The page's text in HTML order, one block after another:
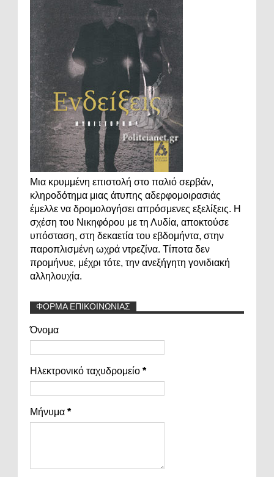
Μια κρυμμένη επιστολή στο παλιό σερβάν,
κληροδότημα μιας άτυπης αδερφομοιρασιάς
έμελλε να δρομολογήσει απρόσμενες εξελίξεις. Η
σχέση του Νικηφόρου με τη Λυδία, αποκτούσε
υπόσταση, στη δεκαετία του εβδομήντα, στην
παροπλισμένη ωχρά ντρεζίνα. Τίποτα δεν
προμήνυε, μέχρι τότε, την ανεξήγητη γονιδιακή
αλληλουχία.
ΦΟΡΜΑ ΕΠΙΚΟΙΝΩΝΙΑΣ
Όνομα
Ηλεκτρονικό ταχυδρομείο *
Μήνυμα *